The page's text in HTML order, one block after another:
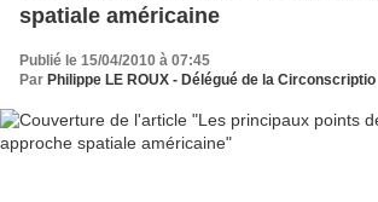
spatiale américaine
Publié le 15/04/2010 à 07:45
Par Philippe LE ROUX - Délégué de la Circonscriptio